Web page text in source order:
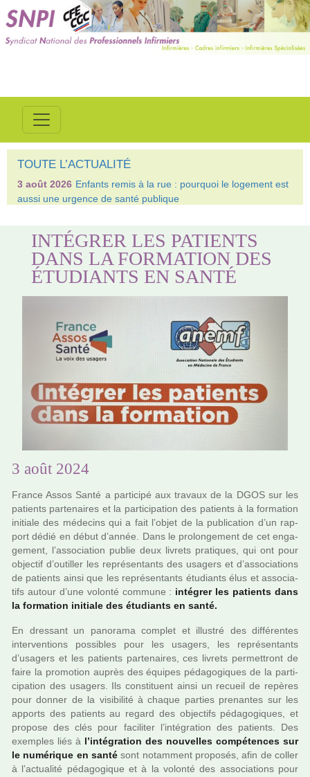
TOUTE L’ACTUALITÉ
3 août 2026 Enfants remis à la rue : pourquoi le logement est
aussi une urgence de santé publique
INTÉGRER LES PATIENTS
DANS LA FORMATION DES
ÉTUDIANTS EN SANTÉ
3 août 2024
France Assos Santé a par­ti­cipé aux tra­vaux de la DGOS sur les
patients par­te­nai­res et la par­ti­ci­pa­tion des patients à la for­ma­tion
ini­tiale des méde­cins qui a fait l’objet de la publi­ca­tion d’un rap­
port dédié en début d’année. Dans le pro­lon­ge­ment de cet enga­
ge­ment, l’asso­cia­tion publie deux livrets pra­ti­ques, qui ont pour
objec­tif d’outiller les repré­sen­tants des usa­gers et d’asso­cia­tions
de patients ainsi que les repré­sen­tants étudiants élus et asso­cia­
tifs autour d’une volonté com­mune : inté­grer les patients dans
la for­ma­tion ini­tiale des étudiants en santé.
En dres­sant un pano­rama com­plet et illus­tré des dif­fé­ren­tes
inter­ven­tions pos­si­bles pour les usa­gers, les repré­sen­tants
d’usa­gers et les patients par­te­nai­res, ces livrets per­met­tront de
faire la pro­mo­tion auprès des équipes péda­go­gi­ques de la par­ti­
ci­pa­tion des usa­gers. Ils cons­ti­tuent ainsi un recueil de repè­res
pour donner de la visi­bi­lité à chaque par­ties pre­nan­tes sur les
apports des patients au regard des objec­tifs péda­go­gi­ques, et
pro­pose des clés pour faci­li­ter l’inté­gra­tion des patients. Des
exem­ples liés à
l’inté­gra­tion des nou­vel­les com­pé­ten­ces sur
le numé­ri­que en santé sont notam­ment pro­po­sés, afin de coller
à l’actua­lité péda­go­gi­que et à la volonté des asso­cia­tions pour